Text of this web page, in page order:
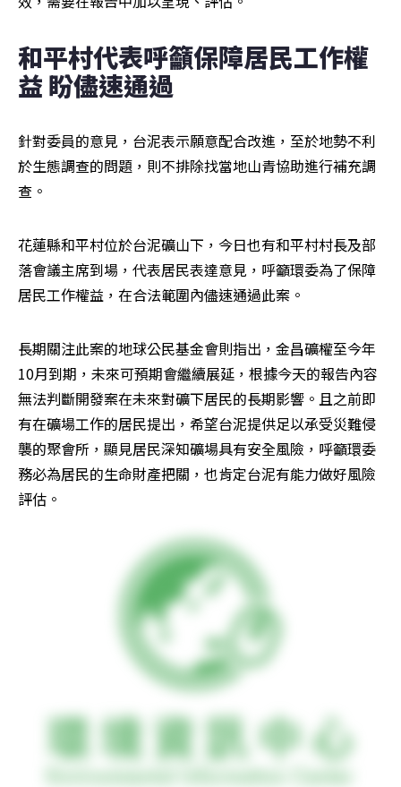
和平村代表呼籲保障居民工作權
益 盼儘速通過
針對委員的意見，台泥表示願意配合改進，至於地勢不利
於生態調查的問題，則不排除找當地山青協助進行補充調
查。
花蓮縣和平村位於台泥礦山下，今日也有和平村村長及部
落會議主席到場，代表居民表達意見，呼籲環委為了保障
居民工作權益，在合法範圍內儘速通過此案。
長期關注此案的地球公民基金會則指出，金昌礦權至今年
10月到期，未來可預期會繼續展延，根據今天的報告內容
無法判斷開發案在未來對礦下居民的長期影響。且之前即
有在礦場工作的居民提出，希望台泥提供足以承受災難侵
襲的聚會所，顯見居民深知礦場具有安全風險，呼籲環委
務必為居民的生命財產把關，也肯定台泥有能力做好風險
評估。